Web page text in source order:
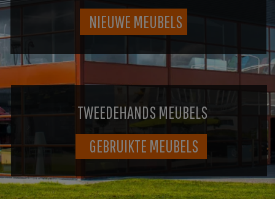
NIEUWE MEUBELS
TWEEDEHANDS MEUBELS
GEBRUIKTE MEUBELS